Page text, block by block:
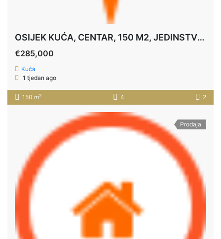
OSIJEK KUĆA, CENTAR, 150 M2, JEDINSTVENA PRILIKA
€285,000
Kuća
1 tjedan ago
150 m2 4 2
Prodaja